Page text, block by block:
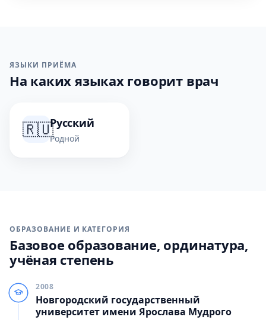
ЯЗЫКИ ПРИЁМА
На каких языках говорит врач
🇷🇺Русский
Родной
ОБРАЗОВАНИЕ И КАТЕГОРИЯ
Базовое образование, ординатура,
учёная степень
2008
Новгородский государственный
университет имени Ярослава Мудрого